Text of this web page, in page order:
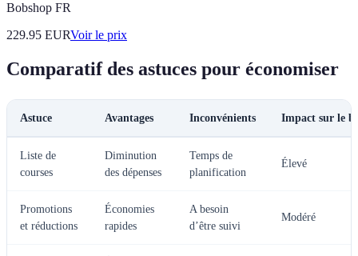
Bobshop FR
229.95 EURVoir le prix
Comparatif des astuces pour économiser
Astuce Avantages Inconvénients Impact sur le
Liste de
courses
Diminution
des dépenses
Temps de
planification
Élevé
Promotions
et réductions
Économies
rapides
A besoin
d’être suivi
Modéré